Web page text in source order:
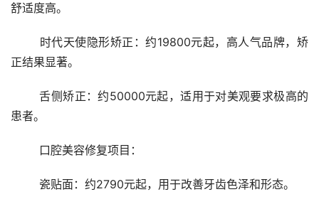
舒适度高。
正结果显著。
	舌侧矫正：约50000元起，适用于对美观要求极高的
患者。
	口腔美容修复项目：
	瓷贴面：约2790元起，用于改善牙齿色泽和形态。